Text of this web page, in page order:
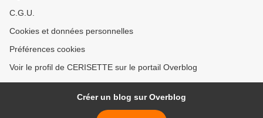
C.G.U.
Cookies et données personnelles
Préférences cookies
Voir le profil de CERISETTE sur le portail Overblog
Créer un blog sur Overblog